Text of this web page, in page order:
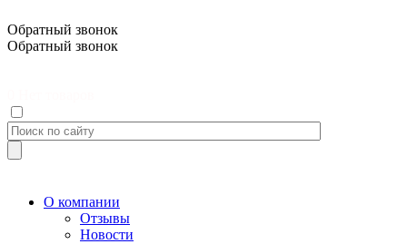
Обратный звонок
Обратный звонок
О компании
Отзывы
Новости